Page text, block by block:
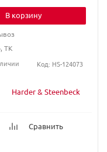
Harder & Steenbeck
Сравнить
В корзину
ТК
Код: HS-124073